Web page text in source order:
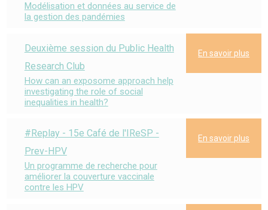
Modélisation et données au service de
la gestion des pandémies
Deuxième session du Public Health
Research Club
How can an exposome approach help
investigating the role of social
inequalities in health?
En savoir plus
#Replay - 15e Café de l'IReSP -
Prev-HPV
Un programme de recherche pour
améliorer la couverture vaccinale
contre les HPV
En savoir plus